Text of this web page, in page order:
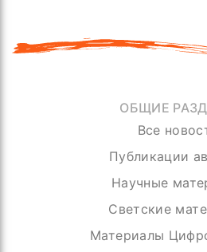
ОБЩИЕ
Все
Публикации
Научные
Светские
Материалы